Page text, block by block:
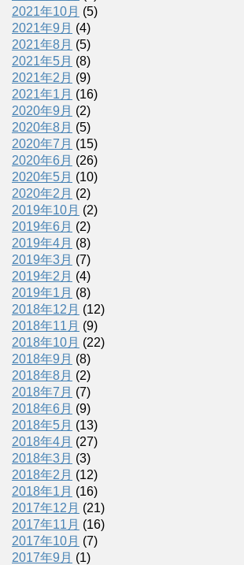
2021年10月 (5)
2021年9月 (4)
2021年8月 (5)
2021年5月 (8)
2021年2月 (9)
2021年1月 (16)
2020年9月 (2)
2020年8月 (5)
2020年7月 (15)
2020年6月 (26)
2020年5月 (10)
2020年2月 (2)
2019年10月 (2)
2019年6月 (2)
2019年4月 (8)
2019年3月 (7)
2019年2月 (4)
2019年1月 (8)
2018年12月 (12)
2018年11月 (9)
2018年10月 (22)
2018年9月 (8)
2018年8月 (2)
2018年7月 (7)
2018年6月 (9)
2018年5月 (13)
2018年4月 (27)
2018年3月 (3)
2018年2月 (12)
2018年1月 (16)
2017年12月 (21)
2017年11月 (16)
2017年10月 (7)
2017年9月 (1)